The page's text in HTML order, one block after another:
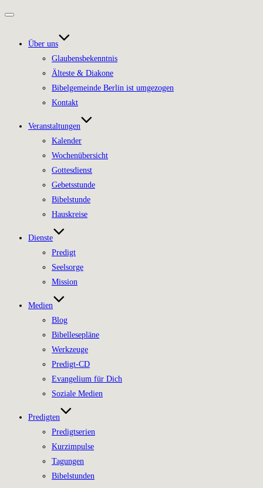
Navigation
Über uns
Glaubensbekenntnis
Älteste & Diakone
Bibelgemeinde Berlin ist umgezogen
Kontakt
Veranstaltungen
Kalender
Wochenübersicht
Gottesdienst
Gebetsstunde
Bibelstunde
Hauskreise
Dienste
Predigt
Seelsorge
Mission
Medien
Blog
Bibellesepläne
Werkzeuge
Predigt-CD
Evangelium für Dich
Soziale Medien
Predigten
Predigtserien
Kurzimpulse
Tagungen
Bibelstunden